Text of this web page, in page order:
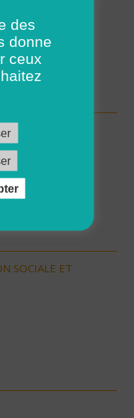
SOCIALE ET
SOCIALE ET
des
donne
ceux